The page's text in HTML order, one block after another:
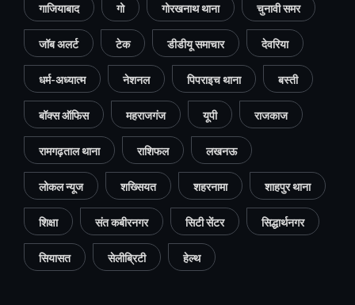
गाजियाबाद गो गोरखनाथ थाना चुनावी समर
जॉब अलर्ट टेक डीडीयू समाचार देवरिया
धर्म-अध्यात्म नेशनल पिपराइच थाना बस्ती
बॉक्स ऑफिस महराजगंज यूपी राजकाज
रामगढ़ताल थाना राशिफल लखनऊ
लोकल न्यूज शख्सियत शहरनामा शाहपुर थाना
शिक्षा संत कबीरनगर सिटी सेंटर सिद्धार्थनगर
सियासत सेलीब्रिटी हेल्थ